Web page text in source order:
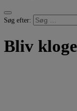
Søg efter:
Bliv